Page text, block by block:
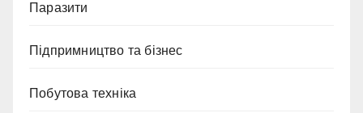
Паразити
Підпримництво та бізнес
Побутова техніка